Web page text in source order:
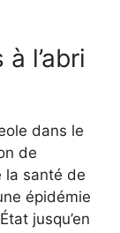
l’abri
dans le
de
la santé de
épidémie
jusqu’en